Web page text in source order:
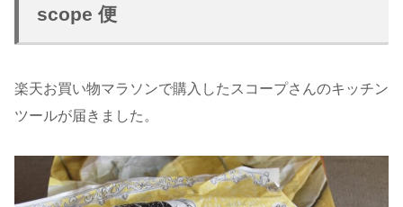
scope 便
楽天お買い物マラソンで購入したスコープさんのキッチン
ツールが届きました。